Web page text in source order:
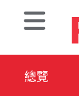
總覽